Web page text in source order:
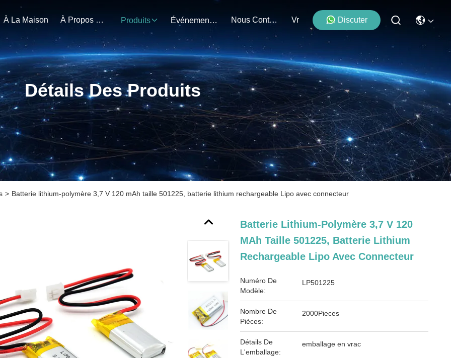
À La Maison À Propos De Nous Produits Événements Nous Contacter Vr Discuter
Détails Des Produits
> Batterie lithium-polymère 3,7 V 120 mAh taille 501225, batterie lithium rechargeable Lipo avec connecteur
Batterie Lithium-Polymère 3,7 V 120
MAh Taille 501225, Batterie Lithium
Rechargeable Lipo Avec Connecteur
Numéro De
Modèle:
LP501225
Nombre De
Pièces:
2000Pieces
Détails De
L'emballage:
emballage en vrac